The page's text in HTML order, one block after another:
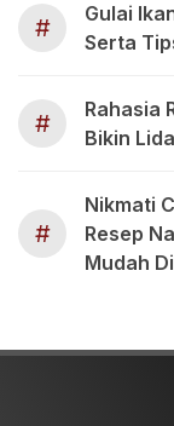
#
Gulai
Serta
#
Rahasia
Bikin
#
Nikmati
Resep
Mudah